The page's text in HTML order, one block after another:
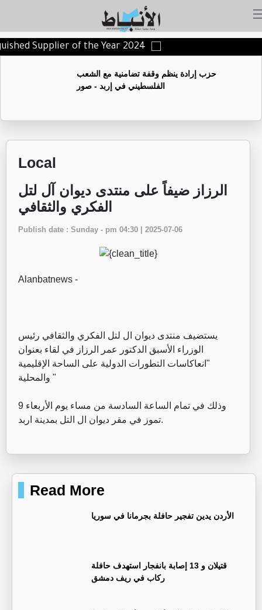
Supplier of the Year 2024
حزب إرادة ينظم وقفة تضامنية مع الشعب
الفلسطيني في إربد - صور
Local
الرزاز ضيفاً على منتدى ديوان آل لتل
الفكري والثقافي
Publish date : Sunday - pm 04:30 | 2025-07-06
Alanbatnews -
يستضيف منتدى ديوان ال لتل الفكري والثقافي رئيس
الوزراء الأسبق الدكتور عمر الرزاز في لقاء بعنوان
"انعاكاسات التطورات الدولية على الساحة الإقليمية
والمحلية "
وذلك في تمام الساعة السادسة من مساء يوم الأربعاء 9
تموز في مقر ديوان ال التل بمدينة اربد.
Read More
الأردن يدين تفجير حافلة بجرمانا في سوريا
قتيلان و 13 إصابة بانفجار استهدف حافلة
ركاب في ريف دمشق